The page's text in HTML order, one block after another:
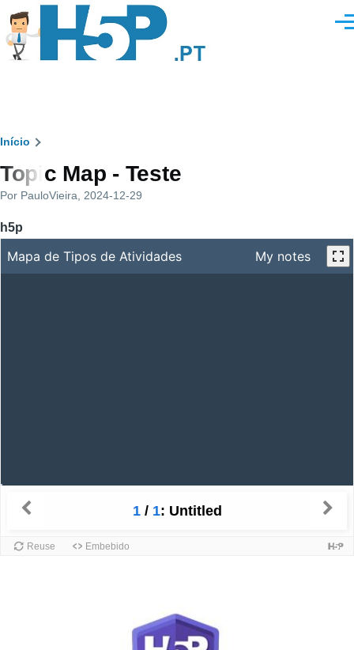
Passar para o conteúdo principal
Navegação
estrutural
Início
Topic Map - Teste
Por PauloVieira , 2024-12-29
h5p